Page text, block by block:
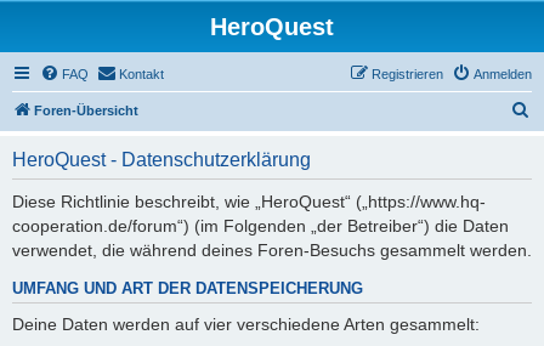
HeroQuest
FAQ Kontakt Anmelden
Registrieren
Foren-Übersicht
HeroQuest - Datenschutzerklärung
Diese Richtlinie beschreibt, wie „HeroQuest“ („https://www.hq-
cooperation.de/forum“) (im Folgenden „der Betreiber“) die Daten
verwendet, die während deines Foren-Besuchs gesammelt werden.
UMFANG UND ART DER DATENSPEICHERUNG
Deine Daten werden auf vier verschiedene Arten gesammelt: